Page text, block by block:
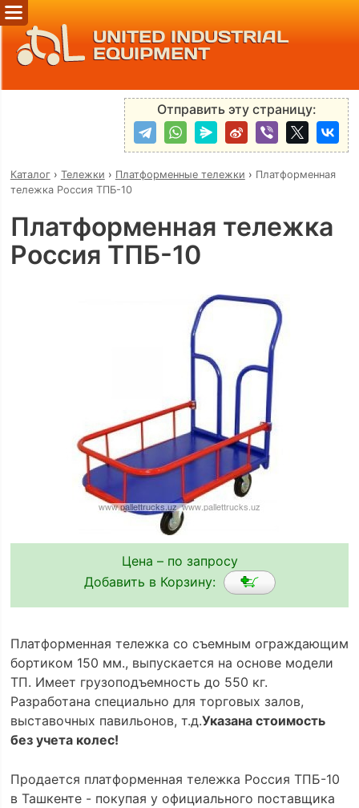
UNITED INDUSTRIAL
EQUIPMENT
Отправить эту страницу:
Каталог› Тележки › Платформенные тележки › Платформенная
тележка Россия ТПБ-10
Платформенная тележка
Россия ТПБ-10
Цена – по запросу
Добавить в Корзину:
Платформенная тележка сo съемным ограждающим
бортиком 150 мм., выпускается на основе модели
ТП. Имеет грузоподъемность до 550 кг.
Разработана специально для торговых залов,
выставочных павильонов, т.д.Указана стоимость
без учета колес!
Продается платформенная тележка Россия ТПБ-10
в Ташкенте - покупая у официального поставщика